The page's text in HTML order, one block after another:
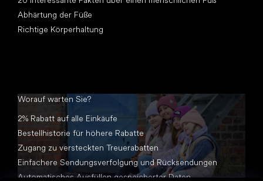
Abhärtung der Füße
Richtige Körperhaltung
Worauf warten Sie?
2% Rabatt auf alle Einkäufe
Bestellhistorie für höhere Rabatte
Zugang zu versteckten Treuerabatten
Einfachere Sendungsverfolgung und Rücksendungen
Automatisches Ausfüllen gespeicherter Daten